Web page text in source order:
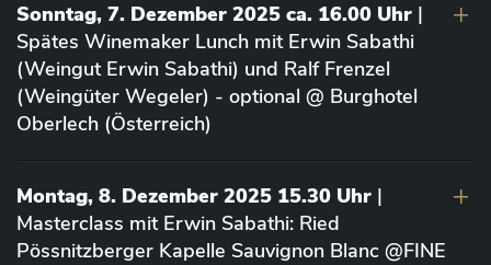
Sonntag, 7. Dezember 2025 ca. 16.00 Uhr |
Spätes Winemaker Lunch mit Erwin Sabathi
(Weingut Erwin Sabathi) und Ralf Frenzel
(Weingüter Wegeler) - optional @ Burghotel
Oberlech (Österreich)
Montag, 8. Dezember 2025 15.30 Uhr |
Masterclass mit Erwin Sabathi: Ried
Pössnitzberger Kapelle Sauvignon Blanc @FINE